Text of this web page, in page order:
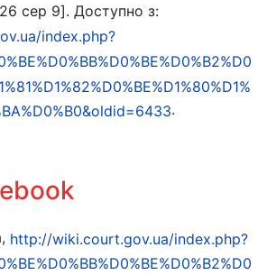
сер 9]. Доступно з:
index.php?
.
http://wiki.court.gov.ua/index.php?